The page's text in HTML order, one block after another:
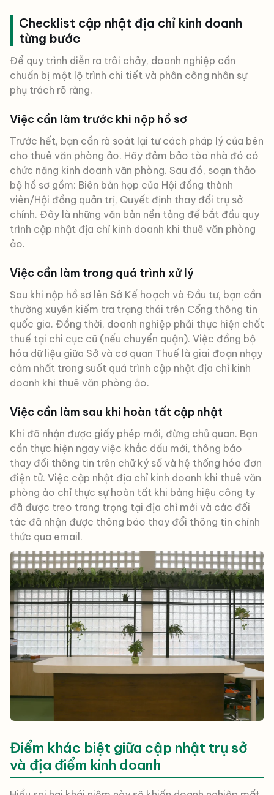
Checklist cập nhật địa chỉ kinh doanh
từng bước
Để quy trình diễn ra trôi chảy, doanh nghiệp cần
chuẩn bị một lộ trình chi tiết và phân công nhân sự
phụ trách rõ ràng.
Việc cần làm trước khi nộp hồ sơ
Trước hết, bạn cần rà soát lại tư cách pháp lý của bên
cho thuê văn phòng ảo. Hãy đảm bảo tòa nhà đó có
chức năng kinh doanh văn phòng. Sau đó, soạn thảo
bộ hồ sơ gồm: Biên bản họp của Hội đồng thành
viên/Hội đồng quản trị, Quyết định thay đổi trụ sở
chính. Đây là những văn bản nền tảng để bắt đầu quy
trình cập nhật địa chỉ kinh doanh khi thuê văn phòng
ảo.
Việc cần làm trong quá trình xử lý
Sau khi nộp hồ sơ lên Sở Kế hoạch và Đầu tư, bạn cần
thường xuyên kiểm tra trạng thái trên Cổng thông tin
quốc gia. Đồng thời, doanh nghiệp phải thực hiện chốt
thuế tại chi cục cũ (nếu chuyển quận). Việc đồng bộ
hóa dữ liệu giữa Sở và cơ quan Thuế là giai đoạn nhạy
cảm nhất trong suốt quá trình cập nhật địa chỉ kinh
doanh khi thuê văn phòng ảo.
Việc cần làm sau khi hoàn tất cập nhật
Khi đã nhận được giấy phép mới, đừng chủ quan. Bạn
cần thực hiện ngay việc khắc dấu mới, thông báo
thay đổi thông tin trên chữ ký số và hệ thống hóa đơn
điện tử. Việc cập nhật địa chỉ kinh doanh khi thuê văn
phòng ảo chỉ thực sự hoàn tất khi bảng hiệu công ty
đã được treo trang trọng tại địa chỉ mới và các đối
tác đã nhận được thông báo thay đổi thông tin chính
thức qua email.
Điểm khác biệt giữa cập nhật trụ sở
và địa điểm kinh doanh